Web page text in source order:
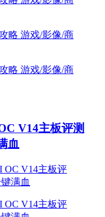
V14主板评测
血